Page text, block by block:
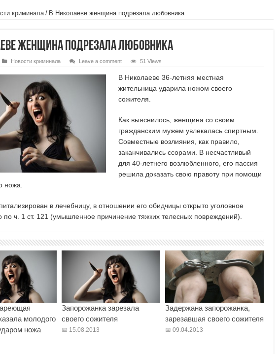
криминала / В Николаеве женщина подрезала любовника
женщина подрезала любовника
Новости криминала Leave a comment 51 Views
В Николаеве 36-летняя местная
жительница ударила ножом своего
сожителя.
Как выяснилось, женщина со своим
гражданским мужем увлекалась спиртным.
Совместные возлияния, как правило,
заканчивались ссорами. В несчастливый
для 40-летнего возлюбленного, его пассия
решила доказать свою правоту при помощи
ножа.
в лечебницу, в отношении его обидчицы открыто уголовное
по ч. 1 ст. 121 (умышленное причинение тяжких телесных повреждений).
молодого
ножа
Запорожанка зарезала
своего сожителя
15.08.2013
Задержана запорожанка,
зарезавшая своего сожителя
09.04.2013